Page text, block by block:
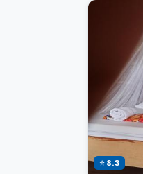
⭐ 8.3